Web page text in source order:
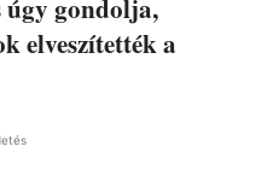
úgy gondolja,
elveszítették a